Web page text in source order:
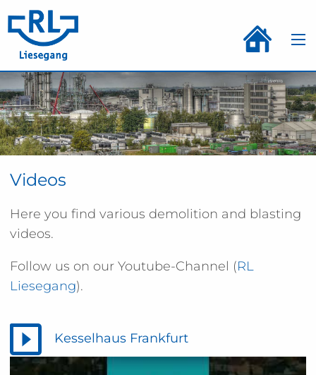
Videos
Here you find various demolition and blasting
videos.
Follow us on our Youtube-Channel (RL
Liesegang).
Kesselhaus Frankfurt